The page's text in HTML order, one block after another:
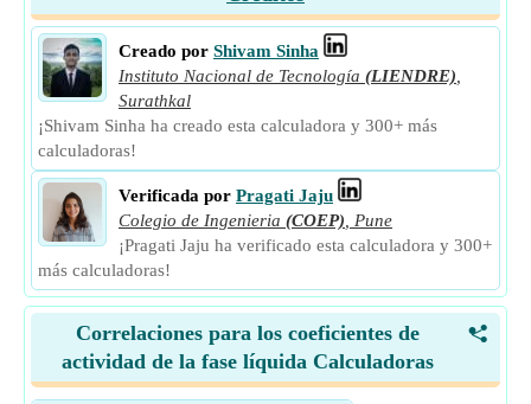
Creado por Shivam Sinha
Instituto Nacional de Tecnología (LIENDRE)
Surathkal
¡Shivam Sinha ha creado esta calculadora y 300+ más
calculadoras!
Verificada por Pragati Jaju
Colegio de Ingenieria (COEP)
Pune
¡Pragati Jaju ha verificado esta calculadora y 300+
más calculadoras!
<
Correlaciones para los coeficientes de
actividad de la fase líquida Calculadoras